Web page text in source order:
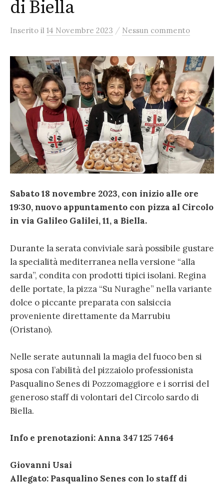
di Biella
Inserito il 14 Novembre 2023 / Nessun commento
Sabato 18 novembre 2023, con inizio alle ore
19:30, nuovo appuntamento con pizza al Circolo
in via Galileo Galilei, 11, a Biella.
Durante la serata conviviale sarà possibile gustare
la specialità mediterranea nella versione “alla
sarda”, condita con prodotti tipici isolani. Regina
delle portate, la pizza “Su Nuraghe” nella variante
dolce o piccante preparata con salsiccia
proveniente direttamente da Marrubiu
(Oristano).
Nelle serate autunnali la magia del fuoco ben si
sposa con l’abilità del pizzaiolo professionista
Pasqualino Senes di Pozzomaggiore e i sorrisi del
generoso staff di volontari del Circolo sardo di
Biella.
Info e prenotazioni: Anna 347 125 7464
Giovanni Usai
Allegato: Pasqualino Senes con lo staff di